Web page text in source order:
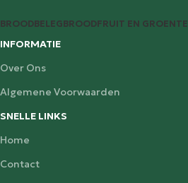
BROODBELEGBROODFRUIT EN GROENTE
INFORMATIE
Over Ons
Algemene Voorwaarden
SNELLE LINKS
Home
Contact